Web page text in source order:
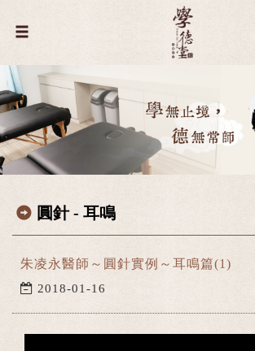
圓針 - 耳鳴
朱凌永醫師～圓針實例～耳鳴篇(1)
2018-01-16